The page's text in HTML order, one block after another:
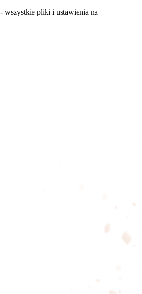
- wszystkie pliki i ustawienia na